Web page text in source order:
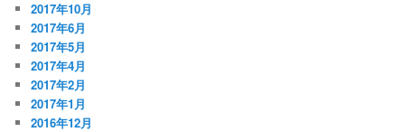
2017年10月
2017年6月
2017年5月
2017年4月
2017年2月
2017年1月
2016年12月